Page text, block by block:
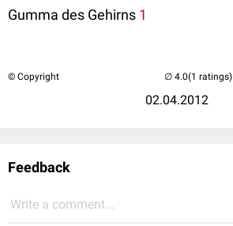
Gumma des Gehirns 1
© Copyright
02.04.2012
(1 ratings)
Feedback
Write a comment...